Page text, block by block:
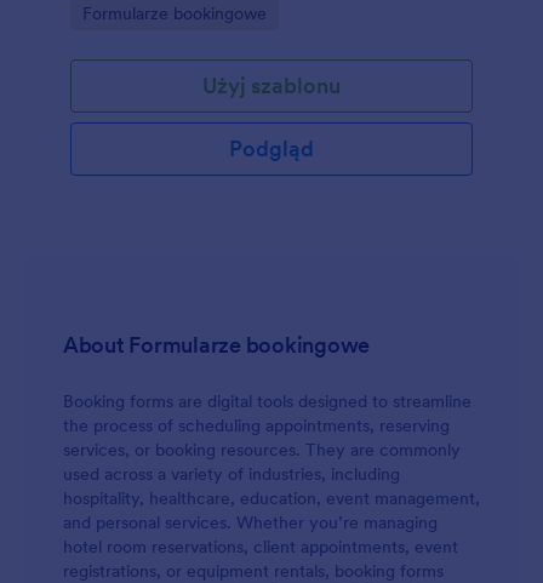
dzięki naszemu darmowemu szablonowi - dostosuj
Przeciągnij i upuść nowe pola, zintegruj formularz z
zewnętrznymi aplikacjami i wstaw go na stronę, by
zwiększyć liczbę rezerwacji. Korzystając z
formularza rezerwacyjnego online, rozszerzysz listę
potencjalnych klientów, ułatwisz zainteresowanym
opłaty rezerwacyjne przy pomocy zaufanych
procesorów płatności, takich jak Square, Stripe i
aplikacjami do przechowywania danych, jak Dysk
Google i Dropbox, lub dodawaj gości do systemu
CRM, jak Salesforce i HubSpot. Rozpocznij
cyfryzacje swojego hotelu dzieki naszemu
darmowemu formularzowi rezerwacji pokoju -
zbierając rezerwacje przez Internet, zwiększysz
obroty hotelu i zaimponujesz klientom.
Go to Category:
Formularze bookingowe
Użyj szablonu
Podgląd
About Formularze bookingowe
Booking forms are digital tools designed to streamline
the process of scheduling appointments, reserving
services, or booking resources. They are commonly
used across a variety of industries, including
hospitality, healthcare, education, event management,
and personal services. Whether you’re managing
hotel room reservations, client appointments, event
registrations, or equipment rentals, booking forms